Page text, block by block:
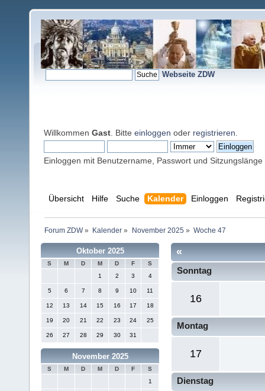
Webseite ZDW
Willkommen Gast . Bitte einloggen oder registrieren
Einloggen mit Benutzername, Passwort und Sitzungslänge
Übersicht Hilfe Suche Kalender Einloggen
Forum ZDW» Kalender » November 2025 » Woche 47
Oktober 2025
S M D M D F
S
1
2 3 4
5 6 7 8 9 10 11
12 13 14 15 16 17 18
19 20 21 22 23 24 25
26 27 28 29 30 31
November 2025
S M D M D F
S
1
«
Sonntag
16
Montag
17
Dienstag